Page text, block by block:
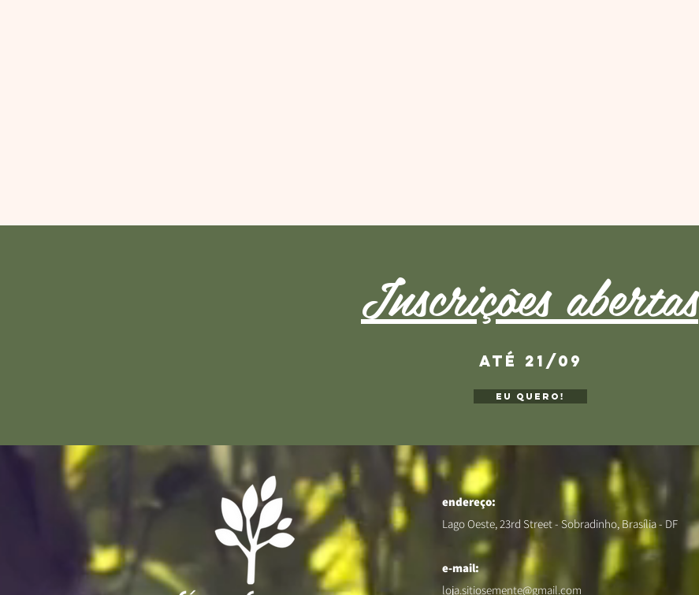
Inscrições abertas
até 21/09
eu quero!
endereço:
Lago Oeste, 23rd Street - Sobradinho, Brasília - DF
e-mail:
loja.sitiosemente@gmail.com